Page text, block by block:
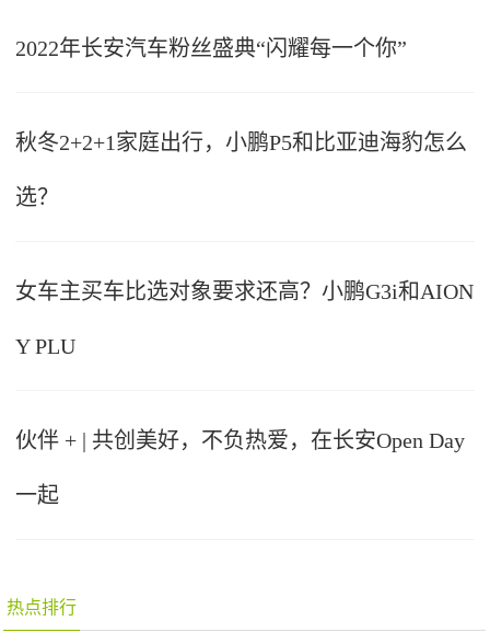
2022年长安汽车粉丝盛典“闪耀每一个你”
秋冬2+2+1家庭出行，小鹏P5和比亚迪海豹怎么
选？
女车主买车比选对象要求还高？小鹏G3i和AION
Y PLU
伙伴 + | 共创美好，不负热爱，在长安Open Day
一起
热点排行